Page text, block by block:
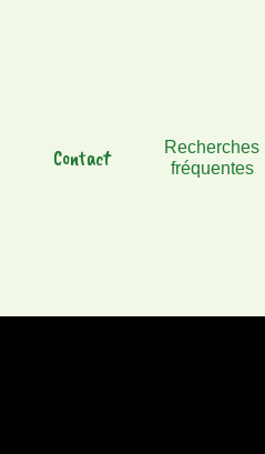
Contact
Recherches
fréquentes